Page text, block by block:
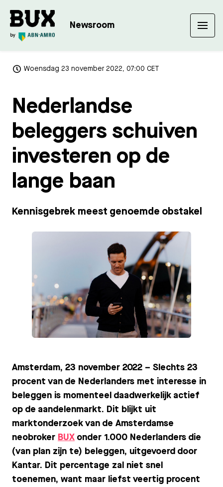
Newsroom
Woensdag 23 november 2022, 07:00 CET
Nederlandse
beleggers schuiven
investeren op de
lange baan
Kennisgebrek meest genoemde obstakel
JPG
Amsterdam, 23 november 2022 – Slechts 23
procent van de Nederlanders met interesse in
beleggen is momenteel daadwerkelijk actief
op de aandelenmarkt. Dit blijkt uit
marktonderzoek van de Amsterdamse
neobroker BUX onder 1.000 Nederlanders die
(van plan zijn te) beleggen, uitgevoerd door
Kantar. Dit percentage zal niet snel
toenemen, want maar liefst veertig procent